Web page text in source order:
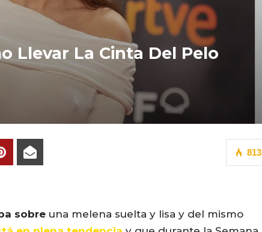
Llevar La Cinta Del Pelo
813
sobre una melena suelta y lisa y del mismo